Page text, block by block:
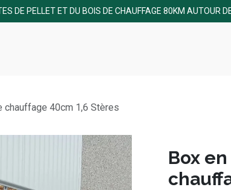
DE PELLET ET DU BOIS DE CHAUFFAGE 80KM AUTOUR
chauffage 40cm 1,6 Stères
Box